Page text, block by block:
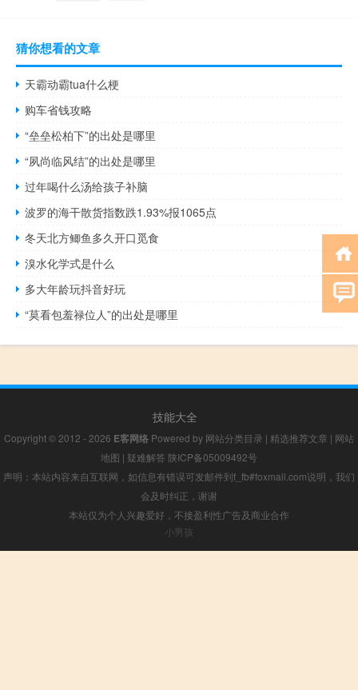
猜你想看的文章
天霸动霸tua什么梗
购车省钱攻略
“垒垒松柏下”的出处是哪里
“夙尚临风结”的出处是哪里
过年喝什么汤给孩子补脑
波罗的海干散货指数跌1.93%报1065点
冬天北方鲫鱼多久开口觅食
溴水化学式是什么
多大年龄玩抖音好玩
“莫看包羞禄位人”的出处是哪里
技能大全
Copyright © 2012 - 2026 E客网络 Powered by 网站分类目录 | 精选推荐文章 | 网站
地图 | 疑难解答 陕ICP备05009492号
声明：本站内容来自互联网，如信息有错误可发邮件到f_fb#foxmail.com说明，我们
会及时纠正，谢谢
本站仅为个人兴趣爱好，不接盈利性广告及商业合作
小男孩